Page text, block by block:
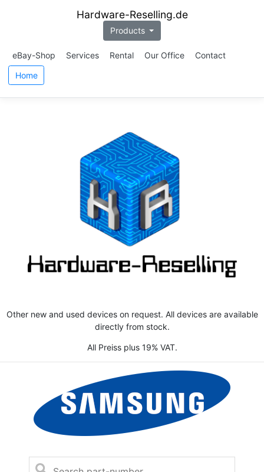
Hardware-Reselling.de
Products
eBay-Shop Services Rental Our Office Contact
Home
Other new and used devices on request. All devices are available
directly from stock.
All Preiss plus 19% VAT.